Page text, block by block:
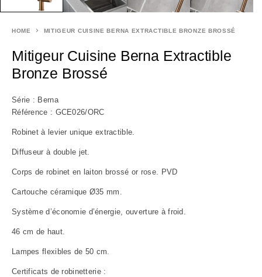
HOME MITIGEUR CUISINE BERNA EXTRACTIBLE BRONZE BROSSÉ
Mitigeur Cuisine Berna Extractible
Bronze Brossé
Série : Berna
Référence : GCE026/ORC
Robinet à levier unique extractible.
Diffuseur à double jet.
Corps de robinet en laiton brossé or rose. PVD
Cartouche céramique Ø35 mm.
Système d’économie d’énergie, ouverture à froid.
46 cm de haut.
Lampes flexibles de 50 cm.
Certificats de robinetterie :